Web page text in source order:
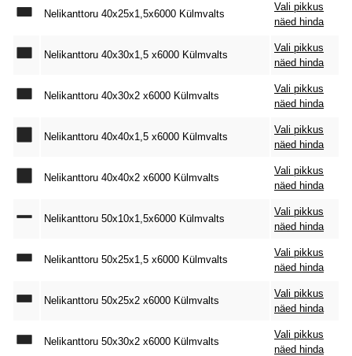
Nelikanttoru 40x25x1,5x6000 Külmvalts
Vali pikkus
näed hinda
Nelikanttoru 40x30x1,5 x6000 Külmvalts
Vali pikkus
näed hinda
Nelikanttoru 40x30x2 x6000 Külmvalts
Vali pikkus
näed hinda
Nelikanttoru 40x40x1,5 x6000 Külmvalts
Vali pikkus
näed hinda
Nelikanttoru 40x40x2 x6000 Külmvalts
Vali pikkus
näed hinda
Nelikanttoru 50x10x1,5x6000 Külmvalts
Vali pikkus
näed hinda
Nelikanttoru 50x25x1,5 x6000 Külmvalts
Vali pikkus
näed hinda
Nelikanttoru 50x25x2 x6000 Külmvalts
Vali pikkus
näed hinda
Nelikanttoru 50x30x2 x6000 Külmvalts
Vali pikkus
näed hinda